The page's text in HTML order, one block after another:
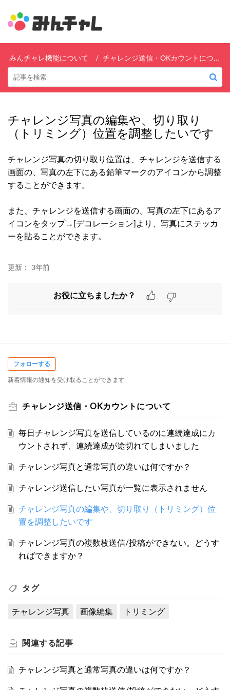
みんチャレ機能について チャレンジ送信・OKカウントについて
チャレンジ写真の編集や、切り取り
（トリミング）位置を調整したいです
チャレンジ写真の切り取り位置は、チャレンジを送信する
画面の、写真の左下にある鉛筆マークのアイコンから調整
することができます。
また、チャレンジを送信する画面の、写真の左下にあるア
イコンをタップ→[デコレーション]より、写真にステッカ
ーを貼ることができます。
更新： 3年前
お役に立ちましたか？
フォローする
新着情報の通知を受け取ることができます
チャレンジ送信・OKカウントについて
毎日チャレンジ写真を送信しているのに連続達成にカ
ウントされず、連続達成が途切れてしまいました
チャレンジ写真と通常写真の違いは何ですか？
チャレンジ送信したい写真が一覧に表示されません
チャレンジ写真の編集や、切り取り（トリミング）位
置を調整したいです
チャレンジ写真の複数枚送信/投稿ができない。どうす
ればできますか？
タグ
チャレンジ写真 画像編集 トリミング
関連する記事
チャレンジ写真と通常写真の違いは何ですか？